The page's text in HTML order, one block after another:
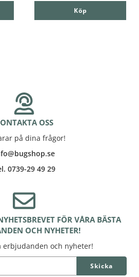
Köp
OSS
på dina frågor!
0739-29 49 29
FÖR VÅRA BÄSTA
OCH NYHETER!
erbjudanden och nyheter!
Skicka